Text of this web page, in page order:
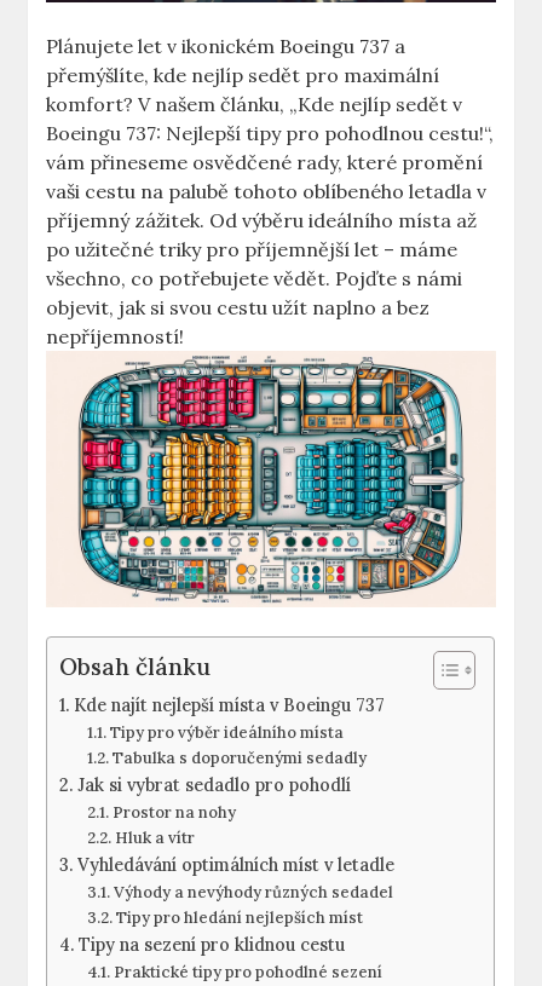
Plánujete​ let v ikonickém Boeingu 737 a
přemýšlíte, kde nejlíp sedět ⁢pro⁢ maximální
komfort? V‌ našem článku, „Kde nejlíp sedět v
Boeingu 737: Nejlepší​ tipy pro pohodlnou cestu!“,
vám přineseme osvědčené rady, které promění‌
vaši cestu na palubě tohoto oblíbeného letadla v
příjemný zážitek. Od výběru ideálního⁣ místa až
po užitečné triky pro příjemnější let – máme
všechno, co potřebujete vědět. Pojďte s námi
objevit,⁤ jak si svou cestu užít naplno a bez
nepříjemností!
Obsah článku
Kde najít nejlepší místa v Boeingu 737
Tipy pro výběr ideálního místa
Tabulka s⁤ doporučenými sedadly
Jak si vybrat sedadlo pro pohodlí
Prostor na nohy
Hluk a vítr
Vyhledávání optimálních míst ⁢v letadle
Výhody a nevýhody různých sedadel
Tipy pro hledání nejlepších míst
Tipy na sezení pro klidnou cestu
Praktické tipy pro pohodlné sezení